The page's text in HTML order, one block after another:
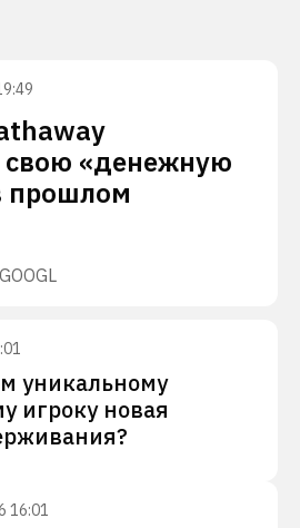
«денежную
прошлом
GOOGL
уникальному
игроку новая
16:01